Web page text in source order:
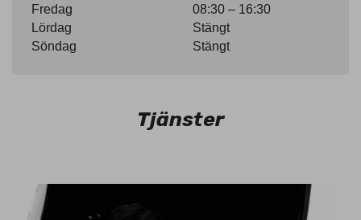
Fredag
Lördag
Söndag
08:30 – 16:30
Stängt
Stängt
Tjänster